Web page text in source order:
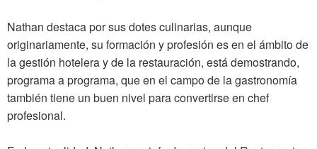
Nathan destaca por sus dotes culinarias, aunque
originariamente, su formación y profesión es en el ámbito de
la gestión hotelera y de la restauración, está demostrando,
programa a programa, que en el campo de la gastronomía
también tiene un buen nivel para convertirse en chef
profesional.